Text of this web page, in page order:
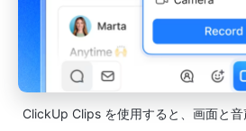
ClickUp Clips を使用すると、画面と